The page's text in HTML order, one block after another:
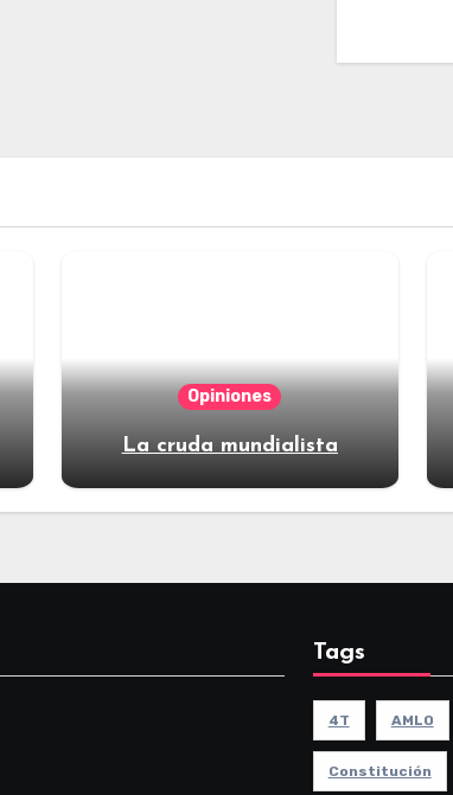
Opiniones
La cruda mundialista
Tags
4T AMLO
Constitución